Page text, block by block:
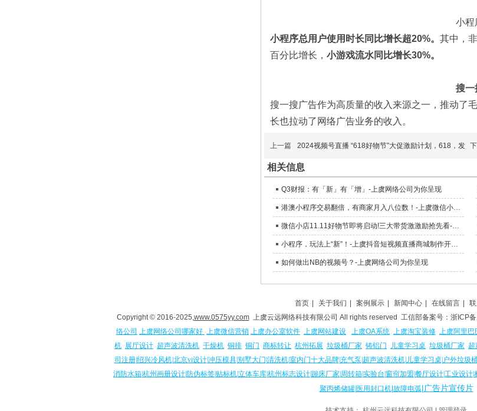
小程
小程序总用户使用时长同比增长超20%。 其中，
百分比增长， 小游戏流水同比增长30%。
搜一
搜一搜广告作为高质量的收入来源之一，推动了
长也拉动了网络广告业务的收入。
上一篇 2024视频号直播 “618好物节”大促激励计划，618，发
相关信息
Q3财报：有「新」有「增」-上虞网络公司为你呈现
港澳小程序交易翻倍，有商家月入八位数！-上虞微信小程序开发为你呈现
微信小店11.11好物节即将启动!三大带货激激励抢先看-上虞网络公司为你呈现
小程序，玩法上“新”！-上虞抖音短视频直播商城制作开发为你呈现
如何做出NB的视频号？-上虞网络公司为你呈现
首页 关于我们 案例展示 新闻中心 在线留言
Copyright © 2016-2025,www.0575yy.com上虞云远网络科技有限公司 All rights reserved 工信部备案号： 浙ICP
络公司 上虞网络公司哪家好 上虞微信营销 上虞办公室软件 上虞网站建设 上虞OA系统 上虞淘宝装修 上虞阿里巴
机 展厅设计 超声波清洗机 干燥机 铜排 铜门 商标转让 杭州拓展 垃圾桶厂家 铸铝门 儿童学习桌 垃圾桶厂家 超
司注册|绍兴冷风机|北京vi设计|冲压模具|别墅大门 清洗机|室内门十大品牌| 充气泵 超声波清洗机| 儿童学习桌| 户外垃圾
消防水箱杭州画册设计 防伪标签 贴标机立体车库杭州标志设计蹦床厂家 周转箱实验台 窗帘加盟 餐厅设计工业设计
聚丙烯储罐| 医用封口机| 故障电弧|广告片宣传片